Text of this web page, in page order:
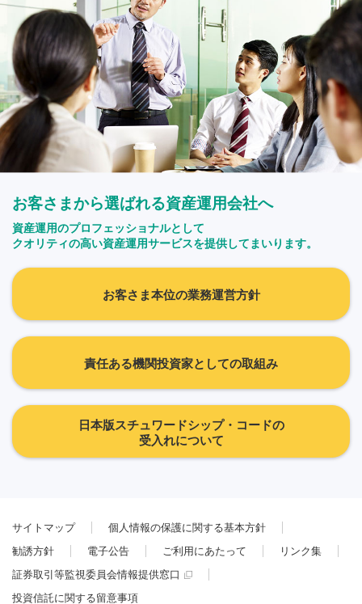
お客さまから選ばれる資産運用会社へ
資産運用のプロフェッショナルとして
クオリティの高い資産運用サービスを提供してまいります。
お客さま本位の業務運営方針
責任ある機関投資家としての取組み
日本版スチュワードシップ・コードの
受入れについて
サイトマップ
個人情報の保護に関する基本方針
勧誘方針
電子公告 ご利用にあたって
リンク集
証券取引等監視委員会情報提供窓口
投資信託に関する留意事項